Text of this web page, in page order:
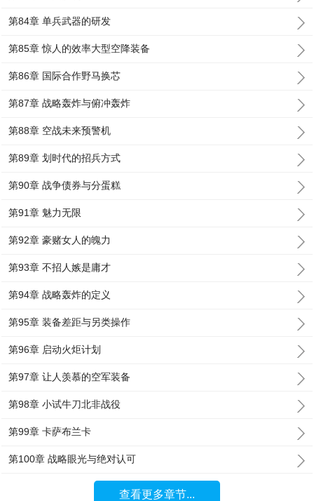
第84章 单兵武器的研发
第85章 惊人的效率大型空降装备
第86章 国际合作野马换芯
第87章 战略轰炸与俯冲轰炸
第88章 空战未来预警机
第89章 划时代的招兵方式
第90章 战争债券与分蛋糕
第91章 魅力无限
第92章 豪赌女人的魄力
第93章 不招人嫉是庸才
第94章 战略轰炸的定义
第95章 装备差距与另类操作
第96章 启动火炬计划
第97章 让人羡慕的空军装备
第98章 小试牛刀北非战役
第99章 卡萨布兰卡
第100章 战略眼光与绝对认可
查看更多章节...